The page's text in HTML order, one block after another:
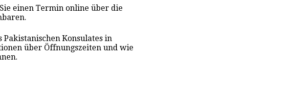
einen Termin online über die
Konsulates in
über Öffnungszeiten und wie